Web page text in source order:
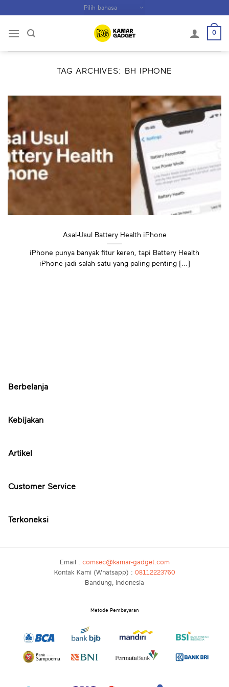
content
0
TAG ARCHIVES: BH IPHONE
Asal-Usul Battery Health iPhone
iPhone punya banyak fitur keren, tapi Battery Health
iPhone jadi salah satu yang paling penting [...]
Berbelanja
Kebijakan
Artikel
Customer Service
Terkoneksi
Email : comsec@kamar-gadget.com
Kontak Kami (Whatsapp) : 08112223760
Bandung, Indonesia
Metode Pembayaran